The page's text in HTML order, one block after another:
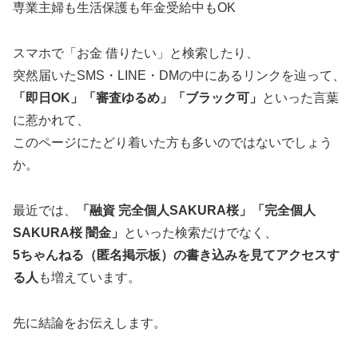
専業主婦も生活保護も年金受給中もOK
スマホで「お金 借りたい」と検索したり、
突然届いたSMS・LINE・DMの中にあるリンクを辿って、
「即日OK」「審査ゆるめ」「ブラック可」
といった言葉
に惹かれて、
このページにたどり着いた方も多いのではないでしょう
か。
最近では、
「融資 完全個人SAKURA桜」「完全個人
SAKURA桜 闇金」
といった検索だけでなく、
5ちゃんねる（匿名掲示板）の書き込みを見てアクセスす
る人 も増えています。
先に結論をお伝えします。